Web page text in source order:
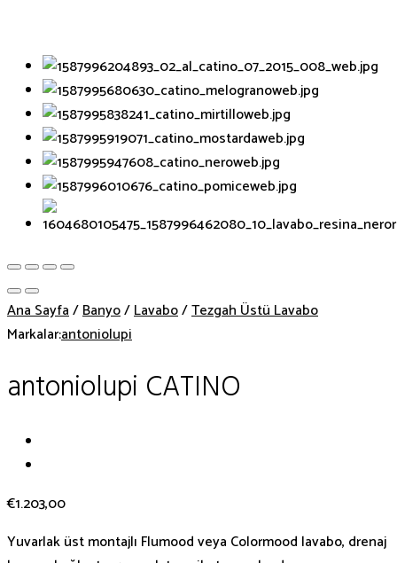
Ana Sayfa/Banyo/Lavabo/Tezgah Üstü Lavabo
Markalar:antoniolupi
antoniolupi CATINO
€1.203,00
Yuvarlak üst montajlı Flumood veya Colormood lavabo, drenaj